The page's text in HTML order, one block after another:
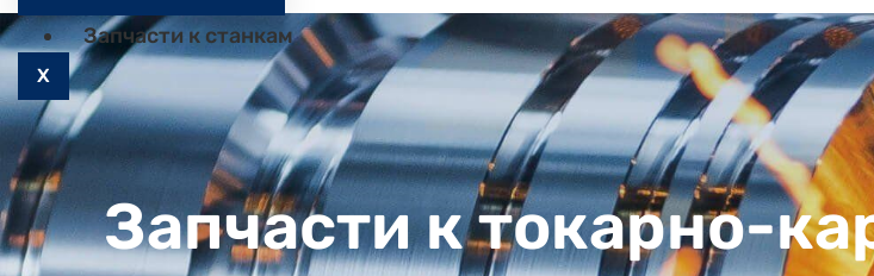
Запчасти к станкам
X
Запчасти к токарно-